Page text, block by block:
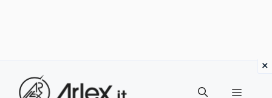
Menu